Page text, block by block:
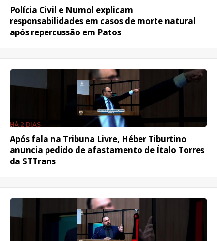
Polícia Civil e Numol explicam
responsabilidades em casos de morte natural
após repercussão em Patos
HÁ 2 DIAS
Após fala na Tribuna Livre, Héber Tiburtino
anuncia pedido de afastamento de Ítalo Torres
da STTrans